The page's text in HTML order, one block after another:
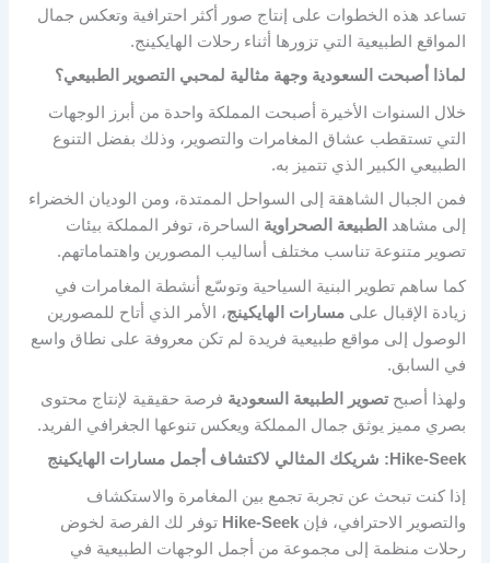
تساعد هذه الخطوات على إنتاج صور أكثر احترافية وتعكس جمال
المواقع الطبيعية التي تزورها أثناء رحلات الهايكينج.
لماذا أصبحت السعودية وجهة مثالية لمحبي التصوير الطبيعي؟
خلال السنوات الأخيرة أصبحت المملكة واحدة من أبرز الوجهات
التي تستقطب عشاق المغامرات والتصوير، وذلك بفضل التنوع
الطبيعي الكبير الذي تتميز به.
فمن الجبال الشاهقة إلى السواحل الممتدة، ومن الوديان الخضراء
إلى مشاهد
الطبيعة الصحراوية الساحرة، توفر المملكة بيئات
تصوير متنوعة تناسب مختلف أساليب المصورين واهتماماتهم.
كما ساهم تطوير البنية السياحية وتوسّع أنشطة المغامرات في
زيادة الإقبال علىمسارات الهايكينج، الأمر الذي أتاح للمصورين
الوصول إلى مواقع طبيعية فريدة لم تكن معروفة على نطاق واسع
في السابق.
ولهذا أصبحتصوير الطبيعة السعودية فرصة حقيقية لإنتاج محتوى
بصري مميز يوثق جمال المملكة ويعكس تنوعها الجغرافي الفريد.
Hike-Seek: شريكك المثالي لاكتشاف أجمل مسارات الهايكينج
إذا كنت تبحث عن تجربة تجمع بين المغامرة والاستكشاف
والتصوير الاحترافي، فإنHike-Seek توفر لك الفرصة لخوض
رحلات منظمة إلى مجموعة من أجمل الوجهات الطبيعية في